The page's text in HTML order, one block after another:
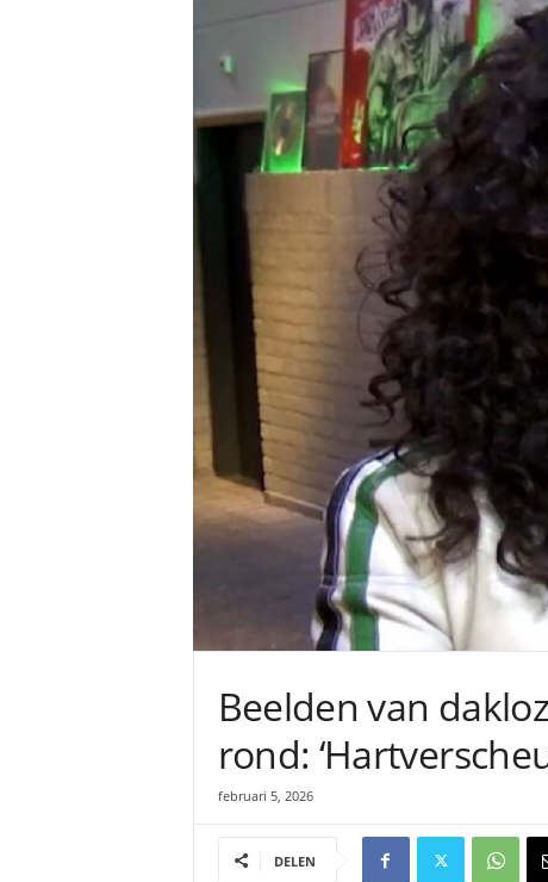
Beelden van
rond:
februari 5, 2026
DELEN